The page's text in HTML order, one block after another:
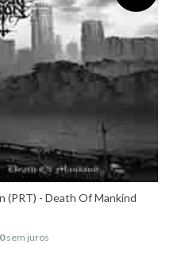
(PRT) - Death Of Mankind
sem juros